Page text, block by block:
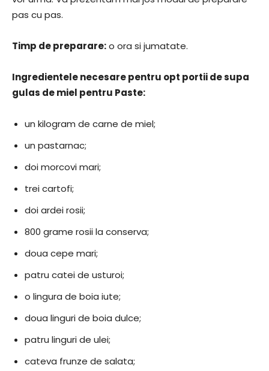
pas cu pas.
Timp de preparare:o ora si jumatate.
Ingredientele necesare pentru opt portii de supa
gulas de miel pentru Paste:
un kilogram de carne de miel;
un pastarnac;
doi morcovi mari;
trei cartofi;
doi ardei rosii;
800 grame rosii la conserva;
doua cepe mari;
patru catei de usturoi;
o lingura de boia iute;
doua linguri de boia dulce;
patru linguri de ulei;
cateva frunze de salata;